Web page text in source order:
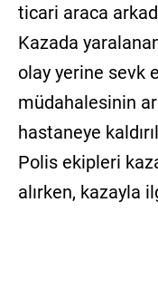
ticari araca
Kazada
olay yerine sevk
müdahalesinin
hastaneye
Polis ekipleri
alırken, kazayla